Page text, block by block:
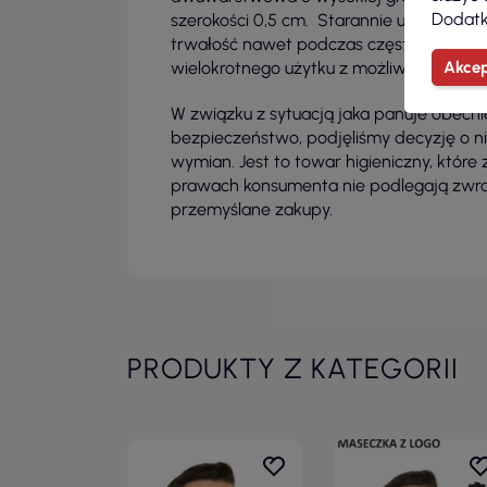
szerokości 0,5 cm. Starannie uszyte
trwałość nawet podczas częstego
wielokrotnego użytku z możliwością
W związku z sytuacją jaka panuje
bezpieczeństwo, podjęliśmy decyzję o
wymian. Jest to towar higieniczny, które
prawach konsumenta nie podlegają
przemyślane zakupy.
PRODUKTY Z KATEGORII